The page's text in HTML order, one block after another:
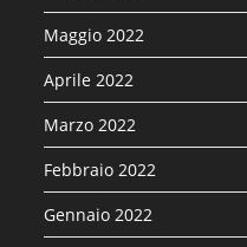
Maggio 2022
Aprile 2022
Marzo 2022
Febbraio 2022
Gennaio 2022